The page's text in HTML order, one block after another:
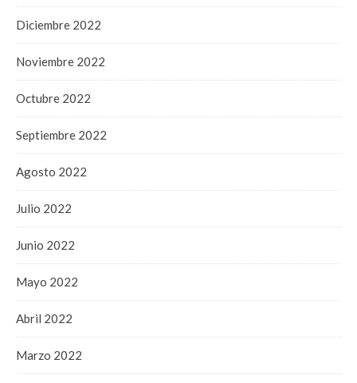
Diciembre 2022
Noviembre 2022
Octubre 2022
Septiembre 2022
Agosto 2022
Julio 2022
Junio 2022
Mayo 2022
Abril 2022
Marzo 2022